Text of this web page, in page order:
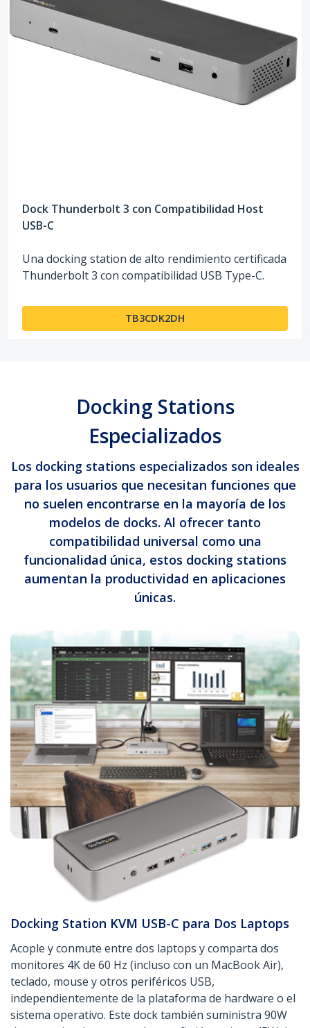
Dock Thunderbolt 3 con Compatibilidad Host
USB-C
Una docking station de alto rendimiento certificada
Thunderbolt 3 con compatibilidad USB Type-C.
TB3CDK2DH
Docking Stations
Especializados
Los docking stations especializados son ideales
para los usuarios que necesitan funciones que
no suelen encontrarse en la mayoría de los
modelos de docks. Al ofrecer tanto
compatibilidad universal como una
funcionalidad única, estos docking stations
aumentan la productividad en aplicaciones
únicas.
Docking Station KVM USB-C para Dos Laptops
Acople y conmute entre dos laptops y comparta dos
monitores 4K de 60 Hz (incluso con un MacBook Air),
teclado, mouse y otros periféricos USB,
independientemente de la plataforma de hardware o el
sistema operativo. Este dock también suministra 90W